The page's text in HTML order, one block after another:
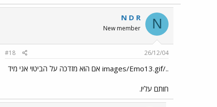
N
N D R
New member
26/12/04
#18
../images/Emo13.gif אם הוא מזדכה על הביטוי אני מיד
חותם עליו.